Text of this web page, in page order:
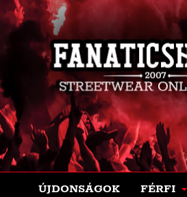
ÚJDONSÁGOK FÉRFI